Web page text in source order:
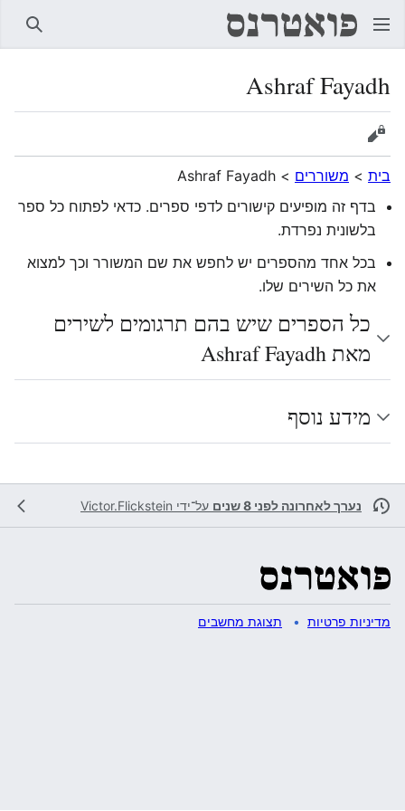
Ashraf Fayadh
הצגת מקור
בית > משוררים >
Ashraf Fayadh
בדף זה מופיעים קישורים לדפי ספרים. כדאי לפתוח כל ספר
בלשונית נפרדת.
בכל אחד מהספרים יש לחפש את שם המשורר וכך למצוא
את כל השירים שלו.
כל הספרים שיש בהם תרגומים לשירים
מאת Ashraf Fayadh
מידע נוסף
נערך לאחרונה לפני 8 שנים על־ידי Victor.Flickstein
מדיניות פרטיות תצוגת מחשבים